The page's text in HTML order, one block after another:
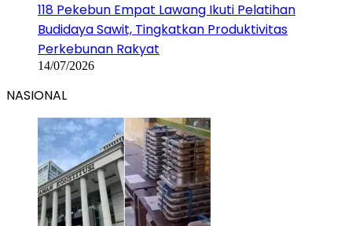
118 Pekebun Empat Lawang Ikuti Pelatihan
Budidaya Sawit, Tingkatkan Produktivitas
Perkebunan Rakyat
14/07/2026
NASIONAL